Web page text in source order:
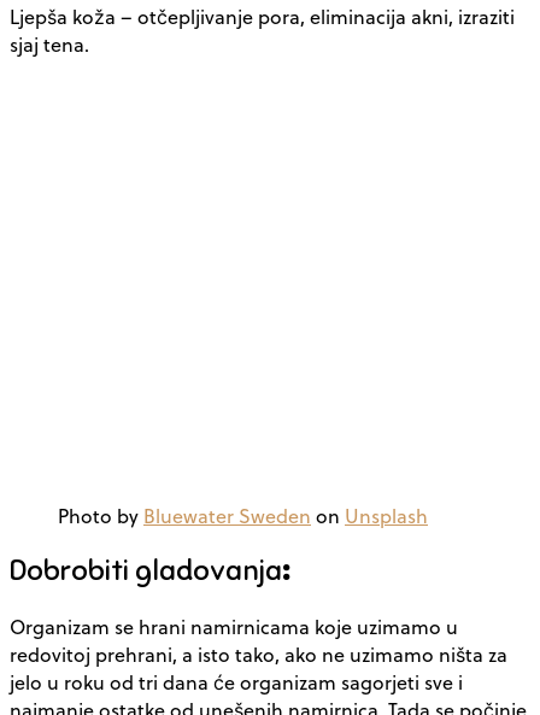
Ljepša koža – otčepljivanje pora, eliminacija akni, izraziti
sjaj tena.
Photo by Bluewater Sweden on Unsplash
Dobrobiti gladovanja:
Organizam se hrani namirnicama koje uzimamo u
redovitoj prehrani, a isto tako, ako ne uzimamo ništa za
jelo u roku od tri dana će organizam sagorjeti sve i